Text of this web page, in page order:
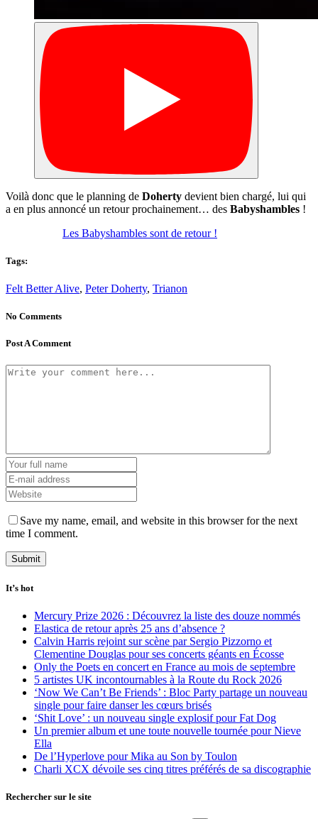
Voilà donc que le planning de Doherty devient bien chargé, lui qui
a en plus annoncé un retour prochainement… des Babyshambles !
Les Babyshambles sont de retour !
Tags:
Felt Better Alive, Peter Doherty, Trianon
No Comments
Post A Comment
Save my name, email, and website in this browser for the next
time I comment.
It’s hot
Mercury Prize 2026 : Découvrez la liste des douze nommés
Elastica de retour après 25 ans d’absence ?
Calvin Harris rejoint sur scène par Sergio Pizzorno et
Clementine Douglas pour ses concerts géants en Écosse
Only the Poets en concert en France au mois de septembre
5 artistes UK incontournables à la Route du Rock 2026
‘Now We Can’t Be Friends’ : Bloc Party partage un nouveau
single pour faire danser les cœurs brisés
‘Shit Love’ : un nouveau single explosif pour Fat Dog
Un premier album et une toute nouvelle tournée pour Nieve
Ella
De l’Hyperlove pour Mika au Son by Toulon
Charli XCX dévoile ses cinq titres préférés de sa discographie
Rechercher sur le site